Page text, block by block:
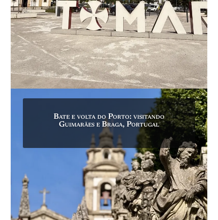
Bate e volta do Porto: visitando
Guimarães e Braga, Portugal